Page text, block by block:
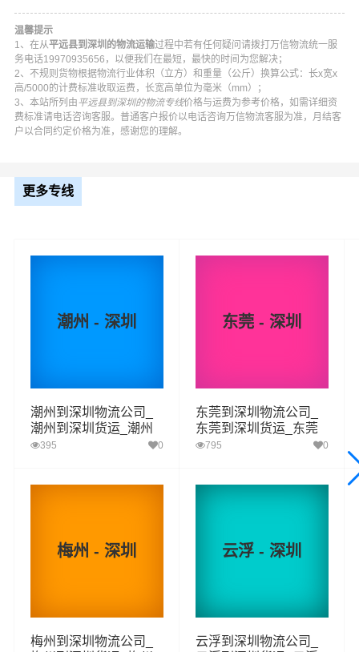
万信在差干镇,中行镇,仁居镇,八尺镇,东石镇,石正镇,上举镇,
供上门取货，送货到门，货物打包，门到门运输等物流相
关增值服务，同时在行业内率先开通平远县至深圳的物流
县到深圳物流专线运输服务。
汽运
元/票
元/立方
温馨提示
1、在从平远县到深圳的物流运输过程中若有任何疑问请拨打万信物流统一服
务电话19970935656，以便我们在最短，最快的时间为您解决；
2、不规则货物根据物流行业体积（立方）和重量（公斤）换算公式：长x宽x
高/5000的计费标准收取运费，长宽高单位为毫米（mm）；
3、本站所列由平远县到深圳的物流专线价格与运费为参考价格，如需详细资
费标准请电话咨询客服。普通客户报价以电话咨询万信物流客服为准，月结客
户以合同约定价格为准，感谢您的理解。
更多专线
潮州 - 深圳
潮州到深圳物流公司_
潮州到深圳货运_潮州
至深圳物流专线
395 0
东莞 - 深圳
东莞到深圳物流公司_
东莞到深圳货运_东莞
至深圳物流专线
795 0
梅州 - 深圳
梅州到深圳物流公司_
云浮 - 深圳
云浮到深圳物流公司_